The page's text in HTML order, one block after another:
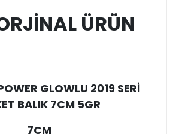
ÜRÜN
GLOWLU 2019 SERİ
BALIK 7CM 5GR
7CM